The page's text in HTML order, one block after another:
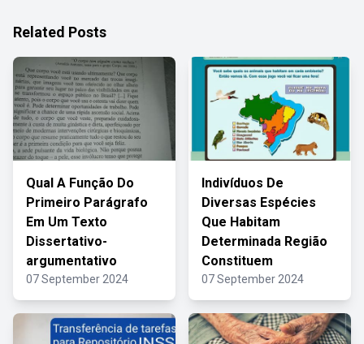
Related Posts
Qual A Função Do
Primeiro Parágrafo
Em Um Texto
Dissertativo-
argumentativo
07 September 2024
Indivíduos De
Diversas Espécies
Que Habitam
Determinada Região
Constituem
07 September 2024